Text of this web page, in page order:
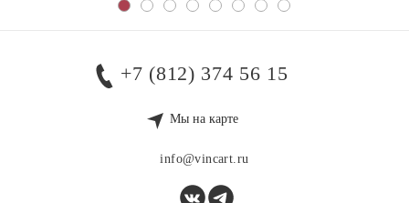
+7 (812) 374 56 15
Мы на карте
info@vincart.ru